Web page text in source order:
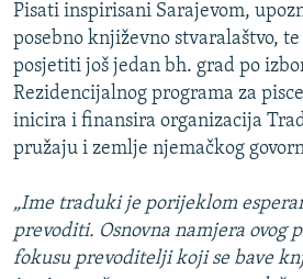
Pisati inspirisani Sarajevom,
posebno književno stvaralaštvo,
posjetiti još jedan bh. grad po
Rezidencijalnog programa za
inicira i finansira organizacija
pružaju i zemlje njemačkog
„Ime traduki je porijeklom
prevoditi. Osnovna namjera ovog
fokusu prevoditelji koji se bave